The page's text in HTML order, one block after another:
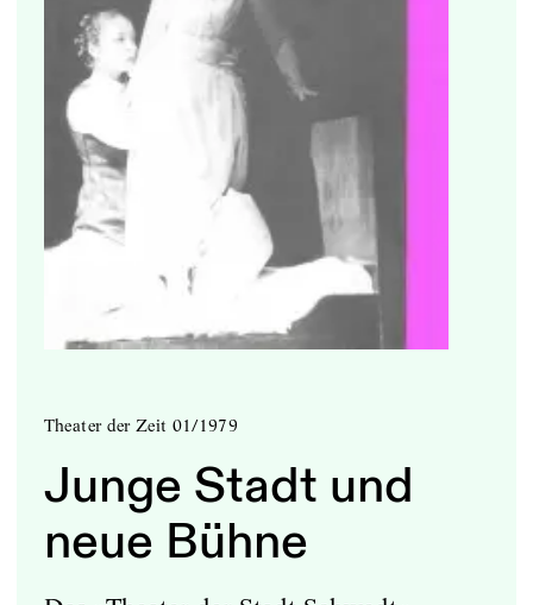
Theater der Zeit 01/1979
Junge Stadt und
neue Bühne